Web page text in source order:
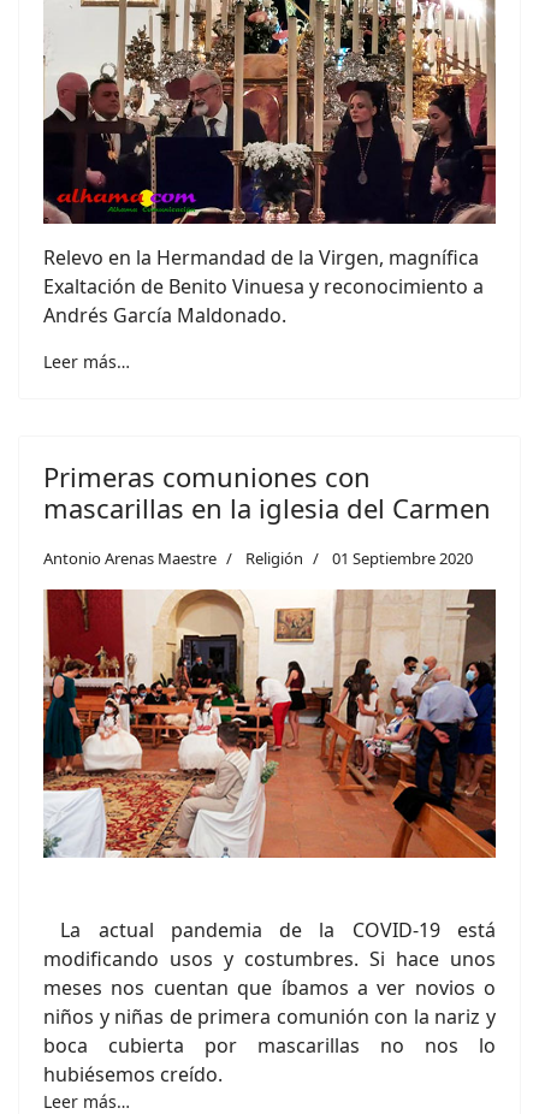
Relevo en la Hermandad de la Virgen, magnífica
Exaltación de Benito Vinuesa y reconocimiento a
Andrés García Maldonado.
Leer más…
Primeras comuniones con
mascarillas en la iglesia del Carmen
Antonio Arenas Maestre Religión 01 Septiembre 2020
La actual pandemia de la COVID-19 está
modificando usos y costumbres. Si hace unos
meses nos cuentan que íbamos a ver novios o
niños y niñas de primera comunión con la nariz y
boca cubierta por mascarillas no nos lo
hubiésemos creído.
Leer más…